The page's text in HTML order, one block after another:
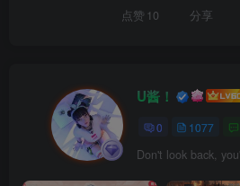
点赞 10 分享
U酱！
0 1077
Don't look back,